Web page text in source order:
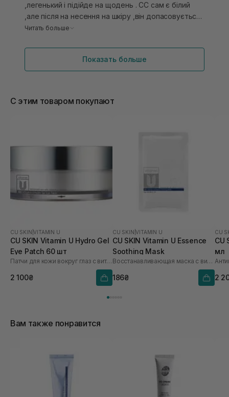
підлаштовується під тон обличчя
,легенький і підійде на щодень . СС сам є білий
,але після на несення на шкіру ,він допасовується
до вашого кольору шкіри ,але мені як власниці
Читать больше
Показать больше
С этим товаром покупают
CU SKIN |VITAMIN U
CU SKIN Vitamin U Hydro Gel
Eye Patch 60 шт
Патчи для кожи вокруг глаз с витамином U и пептидами
2 100₴
CU SKIN |VITAMIN U
CU SKIN Vitamin U Essence
Soothing Mask
Восстанавливающая маска с витамином U
186₴
CU
CU
мл
2
Вам также понравится